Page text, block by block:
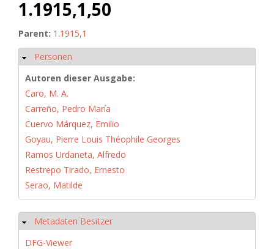
1.1915,1,50
Parent: 1.1915,1
Hide
Personen
Autoren dieser Ausgabe:
Caro, M. A.
Carreño, Pedro María
Cuervo Márquez, Emilio
Goyau, Pierre Louis Théophile Georges
Ramos Urdaneta, Alfredo
Restrepo Tirado, Ernesto
Serao, Matilde
Hide
Metadaten Besitzer
DFG-Viewer